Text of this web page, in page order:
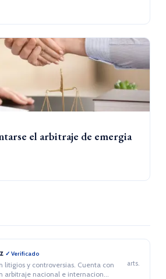
el arbitraje de emergia
✓ Verificado
litigios y controversias. Cuenta con
arbitraje nacional e internacion...
arts.